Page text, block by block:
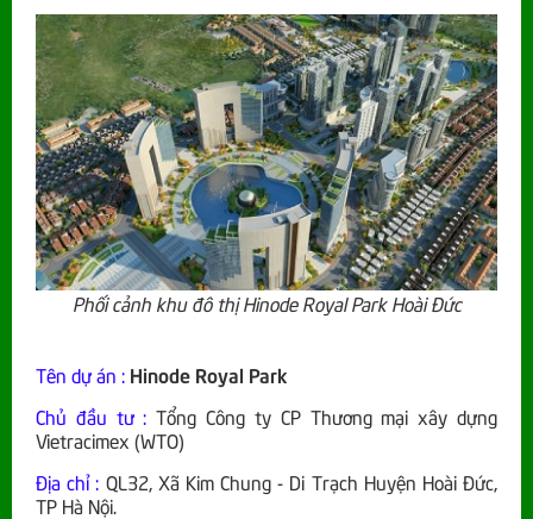
Phối cảnh khu đô thị Hinode Royal Park Hoài Đức
Tên dự án : Hinode Royal Park
Chủ đầu tư : Tổng Công ty CP Thương mại xây dựng
Vietracimex (WTO)
Địa chỉ : QL32, Xã Kim Chung - Di Trạch Huyện Hoài Đức,
TP Hà Nội.